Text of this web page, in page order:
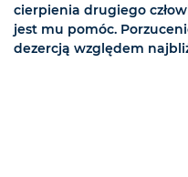
cierpienia drugiego
jest mu pomóc.
dezercją względem